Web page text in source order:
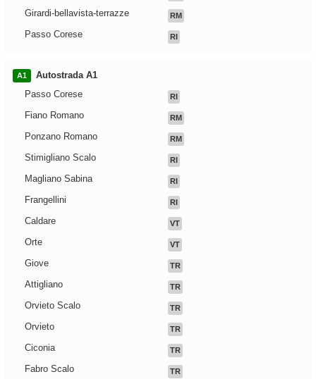
Girardi-bellavista-terrazze RM
Passo Corese RI
A1
Autostrada A1
Passo Corese
RI
Fiano Romano RM
Ponzano Romano RM
Stimigliano Scalo RI
Magliano Sabina RI
Frangellini RI
Caldare VT
Orte VT
Giove TR
Attigliano TR
Orvieto Scalo TR
Orvieto TR
Ciconia TR
Fabro Scalo TR